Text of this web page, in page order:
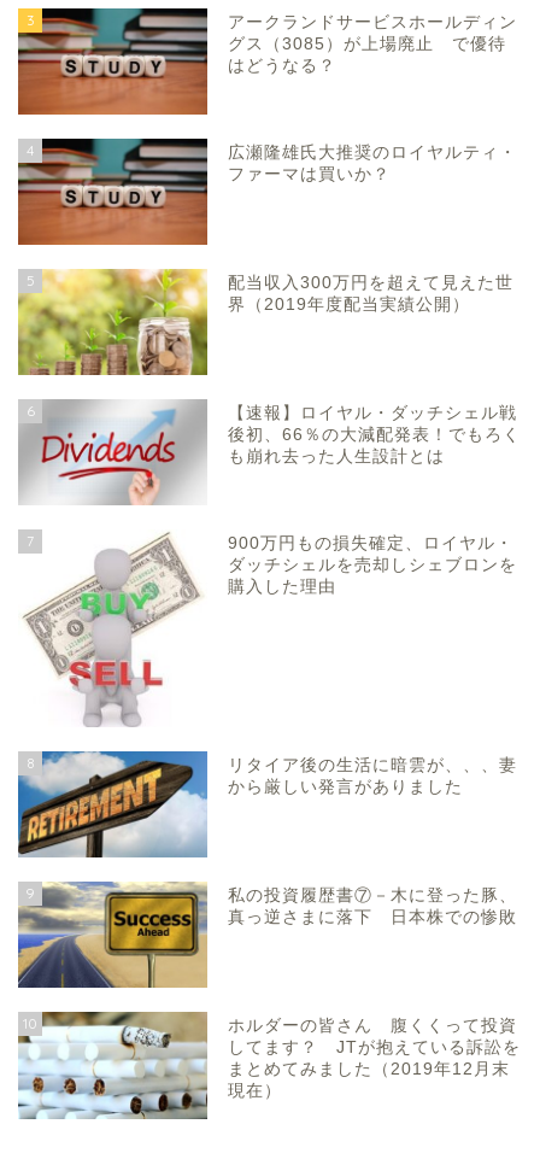
3
アークランドサービスホールディン
グス（3085）が上場廃止 で優待
はどうなる？
4
広瀬隆雄氏大推奨のロイヤルティ・
ファーマは買いか？
5
配当収入300万円を超えて見えた世
界（2019年度配当実績公開）
6
【速報】ロイヤル・ダッチシェル戦
後初、66％の大減配発表！でもろく
も崩れ去った人生設計とは
7
900万円もの損失確定、ロイヤル・
ダッチシェルを売却しシェブロンを
購入した理由
8
リタイア後の生活に暗雲が、、、妻
から厳しい発言がありました
9
私の投資履歴書⑦－木に登った豚、
真っ逆さまに落下 日本株での惨敗
10
ホルダーの皆さん 腹くくって投資
してます？ JTが抱えている訴訟を
まとめてみました（2019年12月末
現在）